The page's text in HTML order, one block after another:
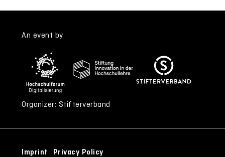
An event by
Organizer: Stifterverband
Imprint Privacy Policy